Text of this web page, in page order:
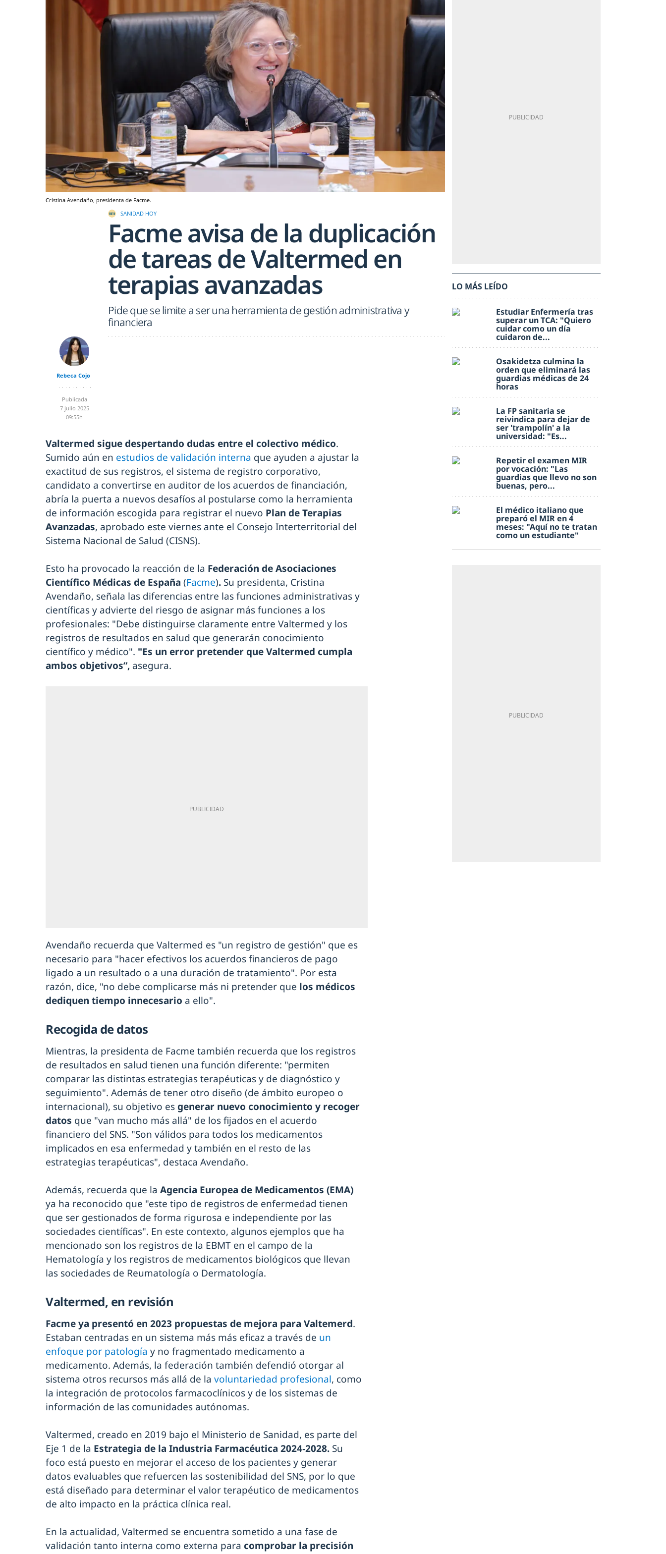
Cristina Avendaño, presidenta de Facme.
SANIDAD HOY
Facme avisa de la duplicación
de tareas de Valtermed en
terapias avanzadas
Pide que se limite a ser una herramienta de gestión administrativa y
financiera
Rebeca Cojo
Publicada
7 julio 2025
09:55h
Valtermed sigue despertando dudas entre el colectivo médico.
Sumido aún en estudios de validación interna que ayuden a ajustar la
exactitud de sus registros, el sistema de registro corporativo,
candidato a convertirse en auditor de los acuerdos de financiación,
abría la puerta a nuevos desafíos al postularse como la herramienta
de información escogida para registrar el nuevo Plan de Terapias
Avanzadas, aprobado este viernes ante el Consejo Interterritorial del
Sistema Nacional de Salud (CISNS).
Esto ha provocado la reacción de la Federación de Asociaciones
Científico Médicas de España (Facme). Su presidenta, Cristina
Avendaño, señala las diferencias entre las funciones administrativas y
científicas y advierte del riesgo de asignar más funciones a los
profesionales: "Debe distinguirse claramente entre Valtermed y los
registros de resultados en salud que generarán conocimiento
científico y médico". "Es un error pretender que Valtermed cumpla
ambos objetivos”, asegura.
Avendaño recuerda que Valtermed es "un registro de gestión" que es
necesario para "hacer efectivos los acuerdos financieros de pago
ligado a un resultado o a una duración de tratamiento". Por esta
razón, dice, "no debe complicarse más ni pretender que los médicos
dediquen tiempo innecesario a ello".
Recogida de datos
Mientras, la presidenta de Facme también recuerda que los registros
de resultados en salud tienen una función diferente: "permiten
comparar las distintas estrategias terapéuticas y de diagnóstico y
seguimiento". Además de tener otro diseño (de ámbito europeo o
internacional), su objetivo es generar nuevo conocimiento y recoger
datos que "van mucho más allá" de los fijados en el acuerdo
financiero del SNS. "Son válidos para todos los medicamentos
implicados en esa enfermedad y también en el resto de las
estrategias terapéuticas", destaca Avendaño.
Además, recuerda que la Agencia Europea de Medicamentos (EMA)
ya ha reconocido que "este tipo de registros de enfermedad tienen
que ser gestionados de forma rigurosa e independiente por las
sociedades científicas". En este contexto, algunos ejemplos que ha
mencionado son los registros de la EBMT en el campo de la
Hematología y los registros de medicamentos biológicos que llevan
las sociedades de Reumatología o Dermatología.
Valtermed, en revisión
Facme ya presentó en 2023 propuestas de mejora para Valtemerd.
Estaban centradas en un sistema más más eficaz a través de un
enfoque por patología y no fragmentado medicamento a
medicamento. Además, la federación también defendió otorgar al
sistema otros recursos más allá de la voluntariedad profesional, como
la integración de protocolos farmacoclínicos y de los sistemas de
información de las comunidades autónomas.
Valtermed, creado en 2019 bajo el Ministerio de Sanidad, es parte del
Eje 1 de la Estrategia de la Industria Farmacéutica 2024‑2028. Su
foco está puesto en mejorar el acceso de los pacientes y generar
datos evaluables que refuercen las sostenibilidad del SNS, por lo que
está diseñado para determinar el valor terapéutico de medicamentos
de alto impacto en la práctica clínica real.
En la actualidad, Valtermed se encuentra sometido a una fase de
validación tanto interna como externa para comprobar la precisión
LO MÁS LEÍDO
Estudiar Enfermería tras
superar un TCA: "Quiero
cuidar como un día
cuidaron de...
Osakidetza culmina la
orden que eliminará las
guardias médicas de 24
horas
La FP sanitaria se
reivindica para dejar de
ser 'trampolín' a la
universidad: "Es...
Repetir el examen MIR
por vocación: "Las
guardias que llevo no son
buenas, pero...
El médico italiano que
preparó el MIR en 4
meses: "Aquí no te tratan
como un estudiante"